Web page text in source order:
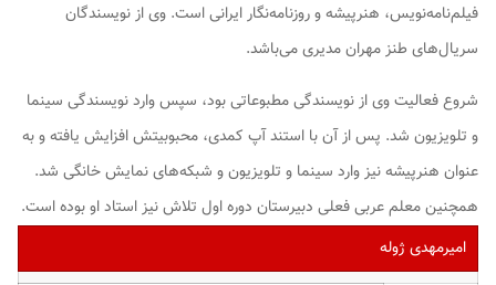
فیلم‌نامه‌نویس، هنرپیشه و روزنامه‌نگار ایرانی است. وی از نویسندگان
سریال‌های طنز مهران مدیری می‌باشد.
شروع فعالیت وی از نویسندگی مطبوعاتی بود، سپس وارد نویسندگی سینما
و تلویزیون شد. پس از آن با استند آپ کمدی، محبوبیتش افزایش یافته و به
عنوان هنرپیشه نیز وارد سینما و تلویزیون و شبکه‌های نمایش خانگی شد.
همچنین معلم عربی فعلی دبیرستان دوره اول تلاش نیز استاد او بوده است.
امیرمهدی ژوله